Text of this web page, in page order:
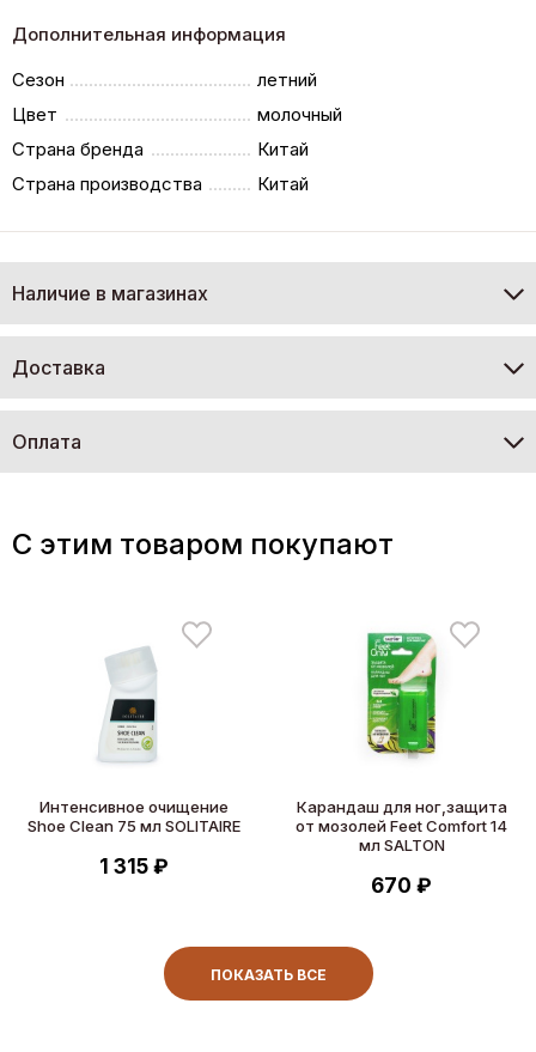
Дополнительная информация
Сезон
летний
Цвет
молочный
Страна бренда
Китай
Страна производства
Китай
Наличие в магазинах
Доставка
Оплата
C этим товаром покупают
Интенсивное очищение
Shoe Clean 75 мл SOLITAIRE
1 315 ₽
Карандаш для ног,защита
от мозолей Feet Comfort 14
мл SALTON
670 ₽
ПОКАЗАТЬ ВСЕ